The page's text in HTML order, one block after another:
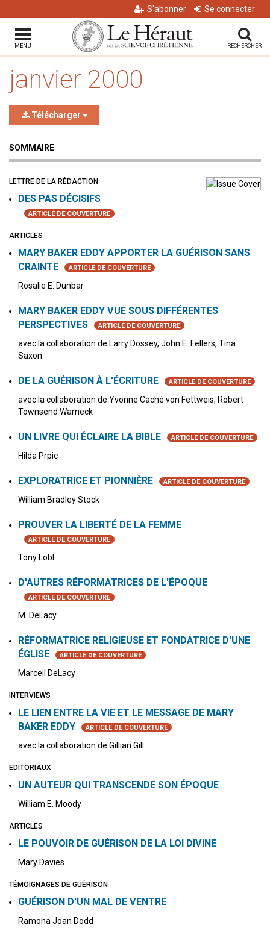
S'abonner Se connecter
MENU RECHERCHER
janvier 2000
Télécharger
SOMMAIRE
LETTRE DE LA RÉDACTION
DES PAS DÉCISIFS
ARTICLE DE COUVERTURE
ARTICLES
MARY BAKER EDDY APPORTER LA GUÉRISON SANS
CRAINTE
ARTICLE DE COUVERTURE
Rosalie E. Dunbar
MARY BAKER EDDY VUE SOUS DIFFÉRENTES
PERSPECTIVES
ARTICLE DE COUVERTURE
avec la collaboration de Larry Dossey, John E. Fellers, Tina
Saxon
DE LA GUÉRISON À L'ÉCRITURE ARTICLE DE COUVERTURE
avec la collaboration de Yvonne Caché von Fettweis, Robert
Townsend Warneck
UN LIVRE QUI ÉCLAIRE LA BIBLE ARTICLE DE COUVERTURE
Hilda Prpic
EXPLORATRICE ET PIONNIÈRE ARTICLE DE COUVERTURE
William Bradley Stock
PROUVER LA LIBERTÉ DE LA FEMME
ARTICLE DE COUVERTURE
Tony Lobl
D'AUTRES RÉFORMATRICES DE L'ÉPOQUE
ARTICLE DE COUVERTURE
M. DeLacy
RÉFORMATRICE RELIGIEUSE ET FONDATRICE D'UNE
ÉGLISE
ARTICLE DE COUVERTURE
Marceil DeLacy
INTERVIEWS
LE LIEN ENTRE LA VIE ET LE MESSAGE DE MARY
BAKER EDDY
ARTICLE DE COUVERTURE
avec la collaboration de Gillian Gill
EDITORIAUX
UN AUTEUR QUI TRANSCENDE SON ÉPOQUE
William E. Moody
ARTICLES
LE POUVOIR DE GUÉRISON DE LA LOI DIVINE
Mary Davies
TÉMOIGNAGES DE GUÉRISON
GUÉRISON D'UN MAL DE VENTRE
Ramona Joan Dodd